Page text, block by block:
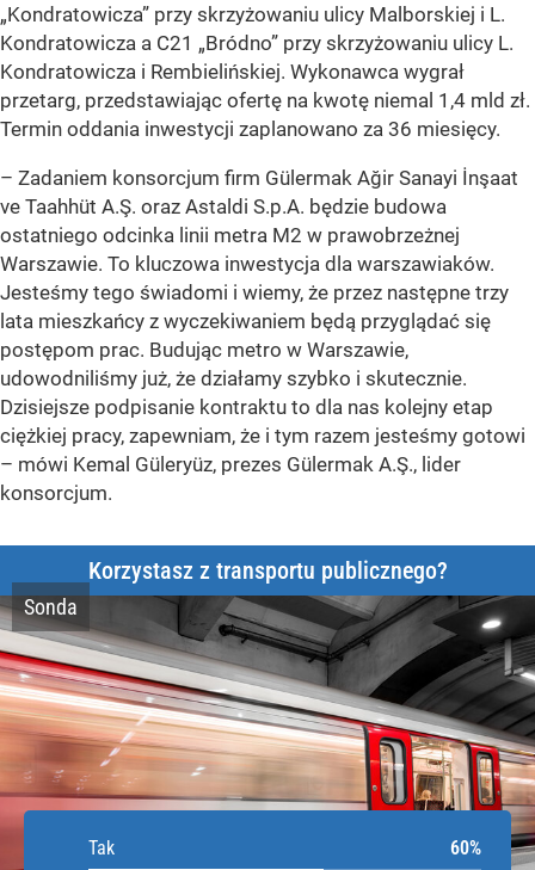
„Kondratowicza” przy skrzyżowaniu ulicy Malborskiej i L.
Kondratowicza a C21 „Bródno” przy skrzyżowaniu ulicy L.
Kondratowicza i Rembielińskiej. Wykonawca wygrał
przetarg, przedstawiając ofertę na kwotę niemal 1,4 mld zł.
Termin oddania inwestycji zaplanowano za 36 miesięcy.
– Zadaniem konsorcjum firm Gülermak Ağir Sanayi İnşaat
ve Taahhüt A.Ş. oraz Astaldi S.p.A. będzie budowa
ostatniego odcinka linii metra M2 w prawobrzeżnej
Warszawie. To kluczowa inwestycja dla warszawiaków.
Jesteśmy tego świadomi i wiemy, że przez następne trzy
lata mieszkańcy z wyczekiwaniem będą przyglądać się
postępom prac. Budując metro w Warszawie,
udowodniliśmy już, że działamy szybko i skutecznie.
Dzisiejsze podpisanie kontraktu to dla nas kolejny etap
ciężkiej pracy, zapewniam, że i tym razem jesteśmy gotowi
– mówi Kemal Güleryüz, prezes Gülermak A.Ş., lider
konsorcjum.
Tak
Korzystasz z transportu publicznego?
Sonda
Tak